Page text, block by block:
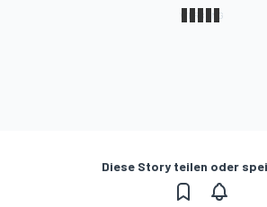
Diese Story teilen oder